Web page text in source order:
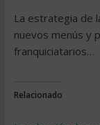
La estrategia de
nuevos menús y
franquiciatarios…
Relacionado